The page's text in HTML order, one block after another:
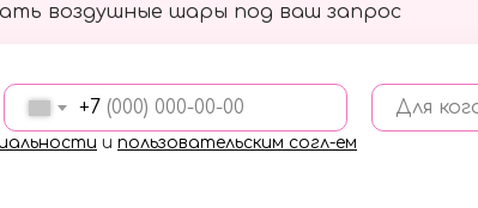
воздушные шары под ваш запрос
+7 Для
и пользовательским согл-ем